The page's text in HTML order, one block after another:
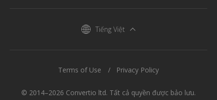
Tiếng Việt
© 2014–2026 Convertio ltd. Tất cả quyền được bảo lưu.
Terms of Use Privacy Policy